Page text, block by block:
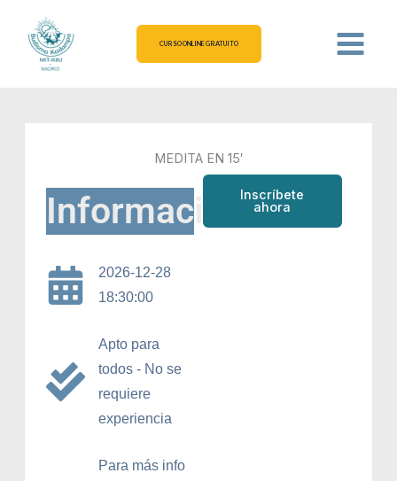
contenido
CURSO ONLINE GRATUITO
MEDITA EN 15′
Información
2026-12-28
18:30:00
Apto para
todos - No se
requiere
experiencia
Para más info
Inscríbete
ahora